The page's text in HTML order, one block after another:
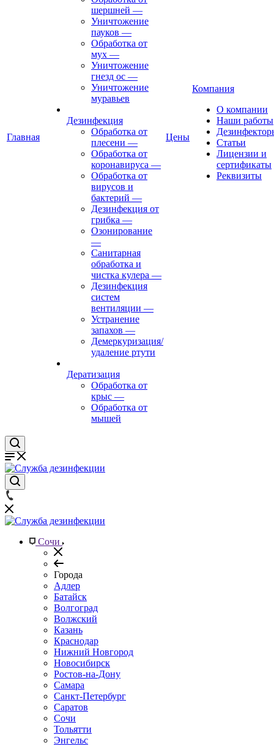
Главная
шершней —
Уничтожение
пауков —
Обработка от
мух —
Уничтожение
гнезд ос —
Уничтожение
муравьев
Дезинфекция
Обработка от
плесени —
Обработка от
коронавируса —
Обработка от
вирусов и
бактерий —
Дезинфекция от
грибка —
Озонирование
—
Санитарная
обработка и
чистка кулера —
Дезинфекция
систем
вентиляции —
Устранение
запахов —
Демеркуризация/
удаление ртути
Дератизация
Обработка от
крыс —
Обработка от
мышей
Цены
Компания
О компании
Наши работы
Статьи
Лицензии и
сертификаты
Реквизиты
Сочи
Города
Адлер
Батайск
Волгоград
Волжский
Казань
Краснодар
Нижний Новгород
Новосибирск
Ростов-на-Дону
Самара
Санкт-Петербург
Саратов
Сочи
Тольятти
Энгельс